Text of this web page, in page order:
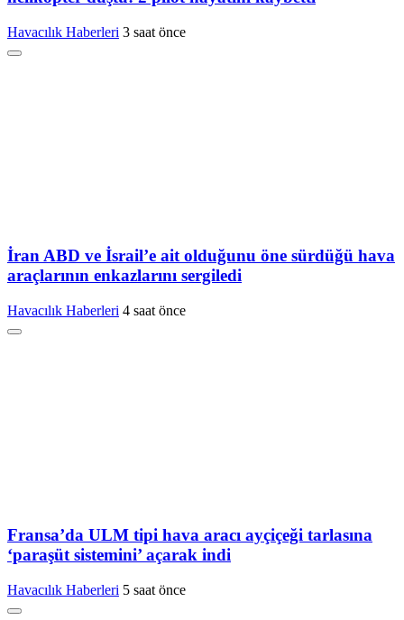
Havacılık Haberleri 3 saat önce
İran ABD ve İsrail’e ait olduğunu öne sürdüğü hava
araçlarının enkazlarını sergiledi
Havacılık Haberleri 4 saat önce
Fransa’da ULM tipi hava aracı ayçiçeği tarlasına
‘paraşüt sistemini’ açarak indi
Havacılık Haberleri 5 saat önce